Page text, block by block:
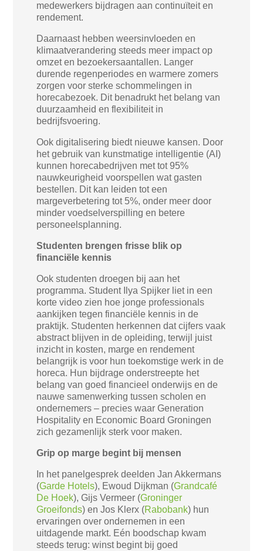
medewerkers bijdragen aan continuïteit en
rendement.
Daarnaast hebben weersinvloeden en
klimaatverandering steeds meer impact op
omzet en bezoekersaantallen. Langer
durende regenperiodes en warmere zomers
zorgen voor sterke schommelingen in
horecabezoek. Dit benadrukt het belang van
duurzaamheid en flexibiliteit in
bedrijfsvoering.
Ook digitalisering biedt nieuwe kansen. Door
het gebruik van kunstmatige intelligentie (AI)
kunnen horecabedrijven met tot 95%
nauwkeurigheid voorspellen wat gasten
bestellen. Dit kan leiden tot een
margeverbetering tot 5%, onder meer door
minder voedselverspilling en betere
personeelsplanning.
Studenten brengen frisse blik op
financiële kennis
Ook studenten droegen bij aan het
programma. Student Ilya Spijker liet in een
korte video zien hoe jonge professionals
aankijken tegen financiële kennis in de
praktijk. Studenten herkennen dat cijfers vaak
abstract blijven in de opleiding, terwijl juist
inzicht in kosten, marge en rendement
belangrijk is voor hun toekomstige werk in de
horeca. Hun bijdrage onderstreepte het
belang van goed financieel onderwijs en de
nauwe samenwerking tussen scholen en
ondernemers – precies waar Generation
Hospitality en Economic Board Groningen
zich gezamenlijk sterk voor maken.
Grip op marge begint bij mensen
In het panelgesprek deelden Jan Akkermans
(Garde Hotels), Ewoud Dijkman (Grandcafé
De Hoek), Gijs Vermeer (Groninger
Groeifonds) en Jos Klerx (Rabobank) hun
ervaringen over ondernemen in een
uitdagende markt. Eén boodschap kwam
steeds terug: winst begint bij goed